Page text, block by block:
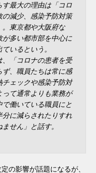
最大の理由は「コロ
の減少、感染予防対策
。東京都や大阪府な
が多い都市部を中心に
いるという。
「コロナの患者を受
、職員たちは常に感
ェックや感染予防対
って通常よりも業務が
働いている職員にと
分に減らされたりすれ
せん」と話す。
の影響が話題になるが、